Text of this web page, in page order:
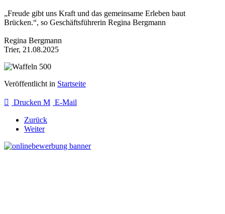
„Freude gibt uns Kraft und das gemeinsame Erleben baut
Brücken.“, so Geschäftsführerin Regina Bergmann
Regina Bergmann
Trier, 21.08.2025
Veröffentlicht in Startseite
Drucken E-Mail
Zurück
Weiter